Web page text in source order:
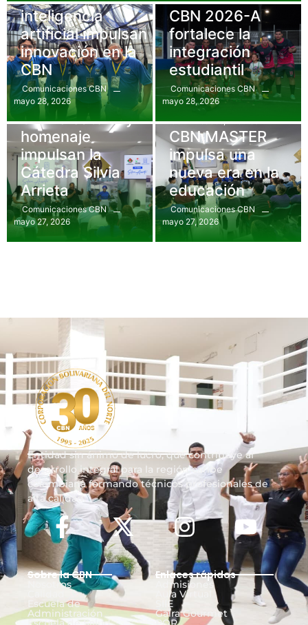
inteligencia
artificial impulsan
innovación en la
CBN
Comunicaciones CBN
mayo 28, 2026
CBN 2026-A
fortalece la
integración
estudiantil
Comunicaciones CBN
mayo 28, 2026
Eventos, Gastronomía
Conversatorio y
homenaje
impulsan la
Cátedra Silvia
Arrieta
Comunicaciones CBN
mayo 27, 2026
Comunicados, Eventos
CBN MASTER
impulsa una
nueva era en la
educación
Comunicaciones CBN
mayo 27, 2026
Entidad sin ánimo de lucro, que contribuye al
desarrollo integral para la región caribe
colombiana formando técnicos profesionales de
alta calidad.
Sobre la CBN
Nosotros
Escuela de
Administración
Enlaces rápidos
Admisiones
Aula Virtual
SIIE
Gaira Gourmet